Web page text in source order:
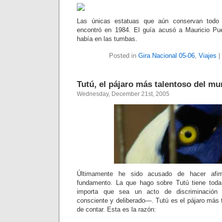
Las únicas estatuas que aún conservan
encontró en 1984. El guía acusó a Mauricio
había en las tumbas.
Posted in Gira Nacional 05-06, Viajes
Tutú, el pájaro más talentoso del
Wednesday, December 21st, 2005
Últimamente he sido acusado de hacer
fundamento. La que hago sobre Tutú tiene
importa que sea un acto de
consciente y deliberado—. Tutú es el pájaro más
de contar. Esta es la razón: